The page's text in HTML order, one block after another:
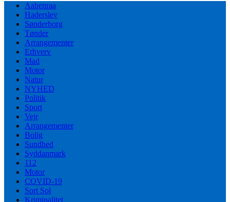
Aabenraa
Haderslev
Sønderborg
Tønder
Arrangementer
Erhverv
Mad
Motor
Natur
NYHED
Politik
Sport
Vejr
Arrangementer
Bolig
Sundhed
Syddanmark
112
Motor
COVID-19
Sort Sol
Kriminalitet